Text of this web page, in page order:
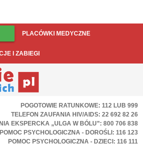
PLACÓWKI MEDYCZNE
I ZABIEGI
POGOTOWIE RATUNKOWE: 112 LUB 999
TELEFON ZAUFANIA HIV/AIDS: 22 692 82 26
EKSPERCKA „ULGA W BÓLU”: 800 706 838
POMOC PSYCHOLOGICZNA - DOROŚLI: 116 123
POMOC PSYCHOLOGICZNA - DZIECI: 116 111